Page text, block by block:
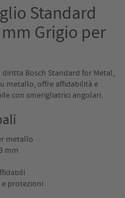
Standard
Grigio per
Bosch Standard for Metal,
metallo, offre affidabilità e
con smerigliatrici angolari.
metallo
mm
protezioni